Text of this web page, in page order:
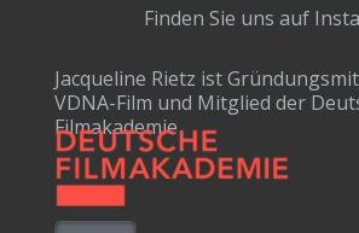
Finden Sie uns auf
Jacqueline Rietz ist
VDNA-Film und Mitglied der
Filmakademie